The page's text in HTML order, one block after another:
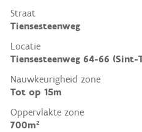
Straat
Tiensesteenweg
Locatie
Tiensesteenweg 64-66 (Sint-
Nauwkeurigheid zone
Tot op 15m
Oppervlakte zone
700m²